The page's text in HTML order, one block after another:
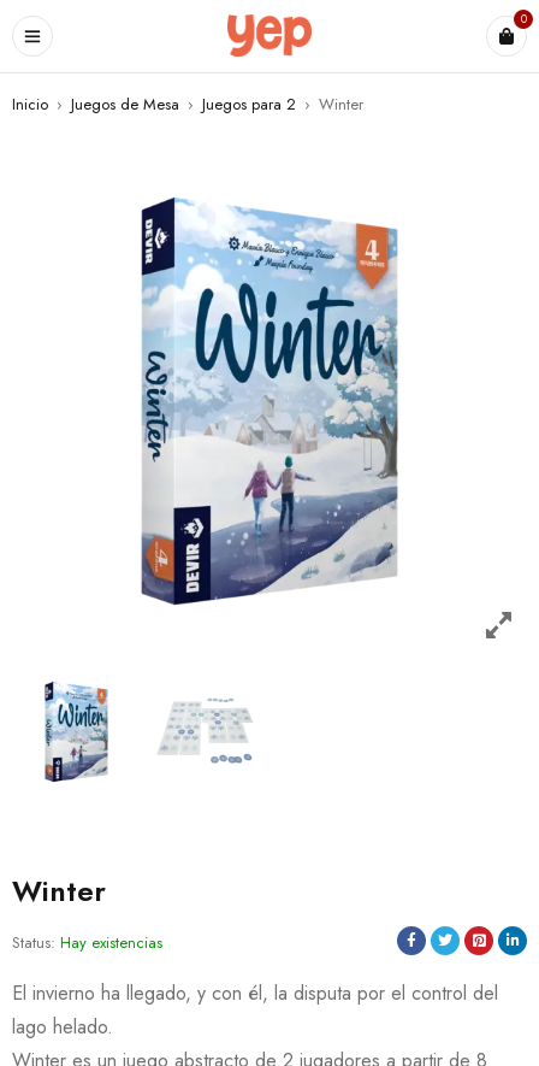
0
Inicio › Juegos de Mesa › Juegos para 2 › Winter
Winter
Status: Hay existencias
El invierno ha llegado, y con él, la disputa por el control del
lago helado.